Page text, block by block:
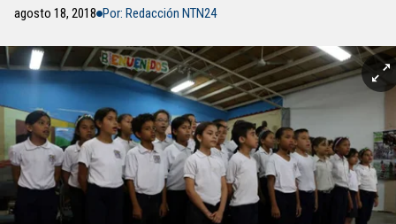
agosto 18, 2018 Por: Redacción NTN24